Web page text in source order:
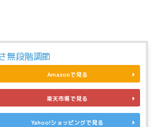
無段階調節
Amazonで見る
楽天市場で見る
Yahoo!ショッピングで見る